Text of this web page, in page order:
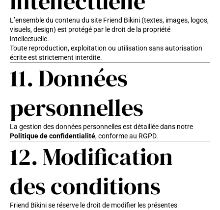
L’ensemble du contenu du site Friend Bikini (textes, images, logos,
visuels, design) est protégé par le droit de la propriété
intellectuelle.
Toute reproduction, exploitation ou utilisation sans autorisation
écrite est strictement interdite.
11. Données
personnelles
La gestion des données personnelles est détaillée dans notre
Politique de confidentialité, conforme au RGPD.
12. Modification
des conditions
Friend Bikini se réserve le droit de modifier les présentes